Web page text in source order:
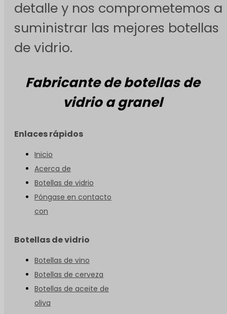
detalle y nos comprometemos a
suministrar las mejores botellas
de vidrio.
Fabricante de botellas de
vidrio a granel
Enlaces rápidos
Inicio
Acerca de
Botellas de vidrio
Póngase en contacto
con
Botellas de vidrio
Botellas de vino
Botellas de cerveza
Botellas de aceite de
oliva